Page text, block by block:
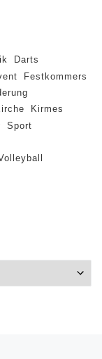
Darts
Festkommers
Kirmes
Sport